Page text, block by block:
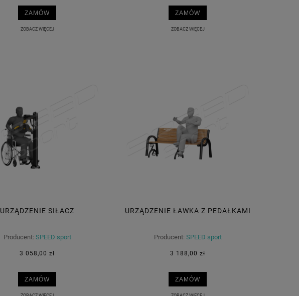
ZAMÓW
ZOBACZ WIĘCEJ
ZAMÓW
ZOBACZ WIĘCEJ
URZĄDZENIE SIŁACZ
Producent: SPEED sport
3 058,00 zł
ZAMÓW
URZĄDZENIE ŁAWKA Z PEDAŁKAMI
Producent: SPEED sport
3 188,00 zł
ZAMÓW